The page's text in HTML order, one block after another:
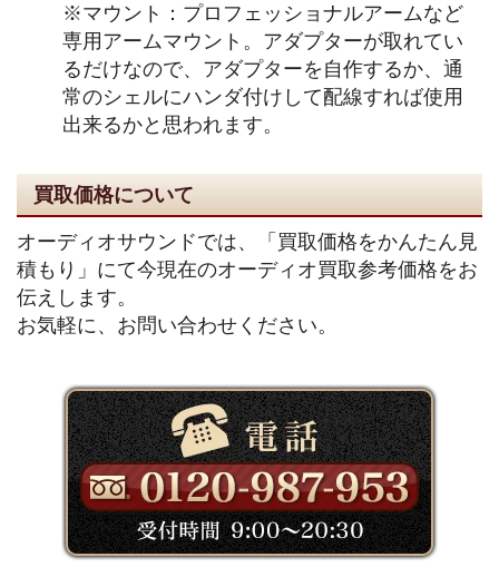
※マウント：プロフェッショナルアームなど
専用アームマウント。アダプターが取れてい
るだけなので、アダプターを自作するか、通
常のシェルにハンダ付けして配線すれば使用
出来るかと思われます。
買取価格について
オーディオサウンドでは、「買取価格をかんたん見
積もり」にて今現在のオーディオ買取参考価格をお
伝えします。
お気軽に、お問い合わせください。